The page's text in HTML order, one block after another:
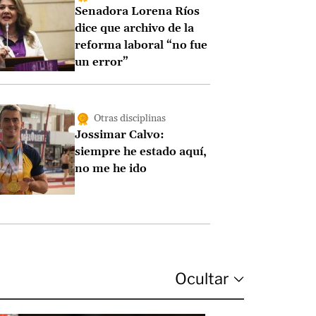
Senadora Lorena Ríos
dice que archivo de la
reforma laboral “no fue
un error”
Otras disciplinas
Jossimar Calvo:
siempre he estado aquí,
no me he ido